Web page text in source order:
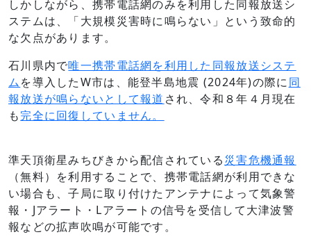
しかしながら、携帯電話網のみを利用した同報放送シ
ステムは、「大規模災害時に鳴らない」という致命的
な欠点があります。
石川県内で唯一携帯電話網を利用した同報放送システ
ムを導入したW市は、能登半島地震 (2024年)の際に同
報放送が鳴らないとして報道 され、令和８年４月現在
も完全に回復していません。
準天頂衛星みちびきから配信されている災害危機通報
（無料）を利用することで、携帯電話網が利用できな
い場合も、子局に取り付けたアンテナによって気象警
報・Jアラート・Lアラートの信号を受信して大津波警
報などの拡声吹鳴が可能です。